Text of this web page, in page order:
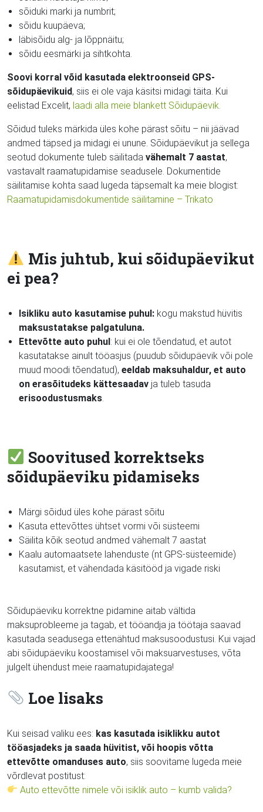
sõiduki marki ja numbrit;
sõidu kuupäeva;
läbisõidu alg- ja lõppnäitu;
sõidu eesmärki ja sihtkohta.
Soovi korral võid kasutada elektroonseid GPS-
sõidupäevikuid, siis ei ole vaja käsitsi midagi täita. Kui
eelistad Excelit, laadi alla meie blankett Sõidupäevik.
Sõidud tuleks märkida üles kohe pärast sõitu – nii jäävad
andmed täpsed ja midagi ei unune. Sõidupäevikut ja sellega
seotud dokumente tuleb säilitada vähemalt 7 aastat,
vastavalt raamatupidamise seadusele. Dokumentide
säilitamise kohta saad lugeda täpsemalt ka meie blogist:
Raamatupidamisdokumentide säilitamine – Trikato
Mis juhtub, kui sõidupäevikut
ei pea?
Isikliku auto kasutamise puhul: kogu makstud hüvitis
maksustatakse palgatuluna.
Ettevõtte auto puhul: kui ei ole tõendatud, et autot
kasutatakse ainult tööasjus (puudub sõidupäevik või pole
muud moodi tõendatud), eeldab maksuhaldur, et auto
on erasõitudeks kättesaadav ja tuleb tasuda
erisoodustusmaks
Soovitused korrektseks
sõidupäeviku pidamiseks
Märgi sõidud üles kohe pärast sõitu
Kasuta ettevõttes ühtset vormi või süsteemi
Säilita kõik seotud andmed vähemalt 7 aastat
Kaalu automaatsete lahenduste (nt GPS-süsteemide)
kasutamist, et vähendada käsitööd ja vigade riski
Sõidupäeviku korrektne pidamine aitab vältida
maksuprobleeme ja tagab, et tööandja ja töötaja saavad
kasutada seadusega ettenähtud maksusoodustusi. Kui vajad
abi sõidupäeviku koostamisel või maksuarvestuses, võta
julgelt ühendust meie raamatupidajatega!
Loe lisaks
Kui seisad valiku ees: kas kasutada isiklikku autot
tööasjadeks ja saada hüvitist, või hoopis võtta
ettevõtte omanduses auto, siis soovitame lugeda meie
võrdlevat postitust:
Auto ettevõtte nimele või isiklik auto – kumb valida?